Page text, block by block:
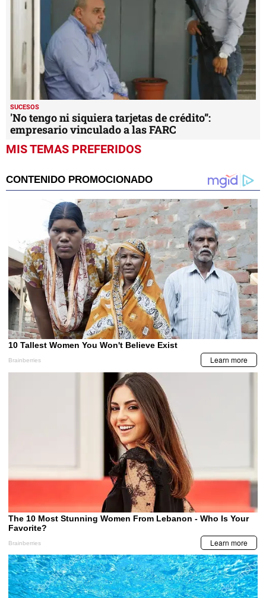
SUCESOS
'No tengo ni siquiera tarjetas de crédito”:
empresario vinculado a las FARC
MIS TEMAS PREFERIDOS